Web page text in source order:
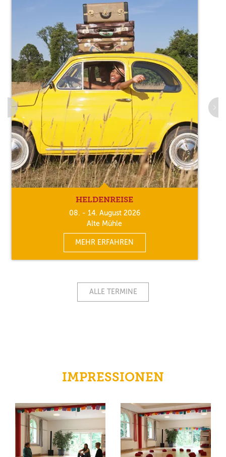
HELDENREISE
08. - 14. August 2026
Alte Mühle
MEHR ERFAHREN
ALLE TERMINE
IMPRESSIONEN